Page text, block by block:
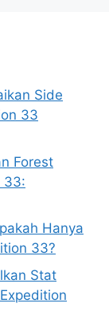
Side
33
Forest
33:
Hanya
33?
Stat